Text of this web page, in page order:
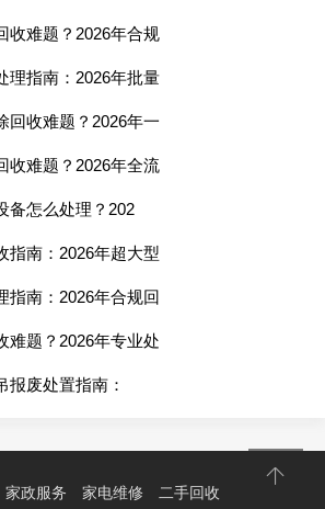
收难题？2026年合规
理指南：2026年批量
回收难题？2026年一
收难题？2026年全流
备怎么处理？202
指南：2026年超大型
指南：2026年合规回
难题？2026年专业处
报废处置指南：
家政服务 家电维修 二手回收